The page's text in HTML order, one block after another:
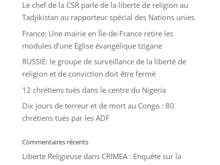
Le chef de la CSR parle de la liberté de religion au
Tadjikistan au rapporteur spécial des Nations unies
France: Une mairie en Île-de-France retire les
modules d’une Église évangélique tzigane
RUSSIE: le groupe de surveillance de la liberté de
religion et de conviction doit être fermé
12 chrétiens tués dans le centre du Nigeria
Dix jours de terreur et de mort au Congo : 80
chrétiens tués par les ADF
Commentaires récents
Liberte Religieusedans CRIMEA : Enquête sur la